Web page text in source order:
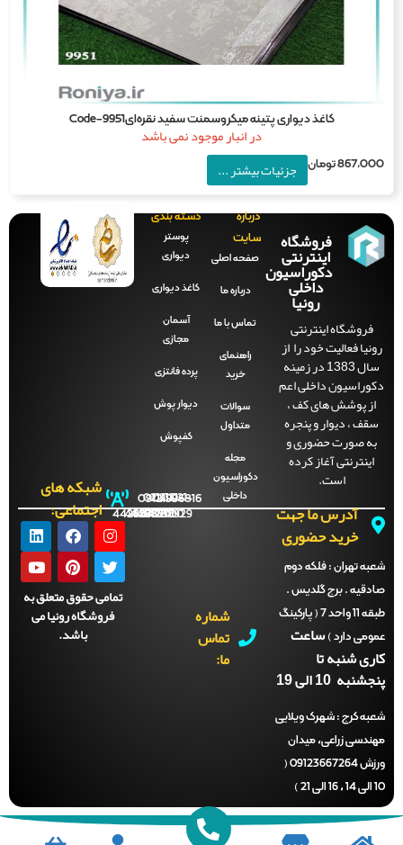
کاغذ دیواری پتینه میکروسمنت سفید نقره‌ایCode-9951
در انبار موجود نمی باشد
تومان جزئیات بیشتر ...
فروشگاه
اینترنتی
دکوراسیون
داخلی
رونیا
فروشگاه اینترنتی
فعالیت خود را از
سال 1383 در زمینه
داخلی اعم
پوشش های کف ،
، دیوار و پنجره
صورت حضوری و
اینترنتی آغاز کرده
درباره
سایت
صفحه‌ اصلی
درباره ما
تماس با ما
راهنمای
سوالات
متداول
دکوراسیون
دسته بندی
کاغذ دیواری
آسمان
پرده فانتزی
دیوار پوش
کفپوش
آدرس ما جهت
خرید حضوری
تهران :فلکه دوم
. برج گلدیس .
طبقه 11 واحد 7 ( پارکینگ
دارد )ساعت
شنبه تا
10 الی 19
کرج :شهرک ویلایی
زراعی، میدان
ورزش 09123667264 (
شماره
تماس
09121996816
021-
44288929
021-
44288700
021-
44288701
021-
44288702
شبکه های
اجتماعی:
تمامی حقوق متعلق به
فروشگاه رونیا می
باشد.